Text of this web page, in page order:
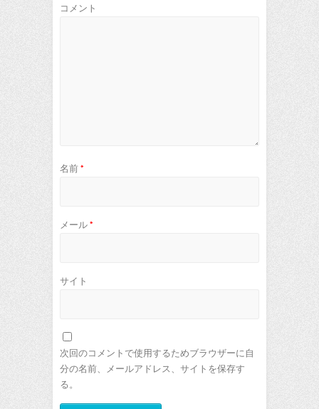
コメント
名前*
メール*
サイト
次回のコメントで使用するためブラウザーに自
分の名前、メールアドレス、サイトを保存す
る。